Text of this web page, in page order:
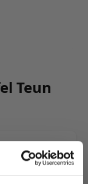
Teun
met
blad en